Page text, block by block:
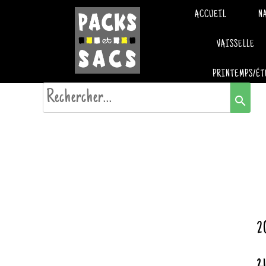
ACCUEIL
VAISSELLE
PRINTEMPS/
search